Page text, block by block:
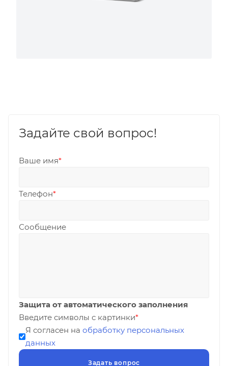
Задайте свой вопрос!
Ваше имя*
Телефон*
Сообщение
Защита от автоматического заполнения
Введите символы с картинки*
Я согласен на обработку персональных
данных